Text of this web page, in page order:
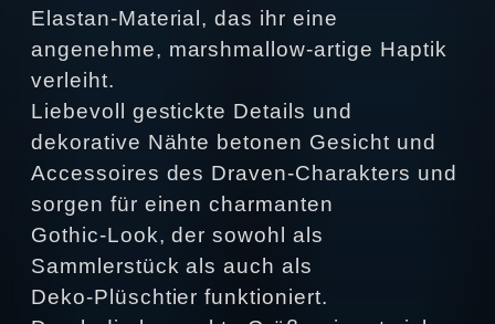
Elastan‑Material, das ihr eine
angenehme, marshmallow‑artige Haptik
verleiht.
Liebevoll gestickte Details und
dekorative Nähte betonen Gesicht und
Accessoires des Draven‑Charakters und
sorgen für einen charmanten
Gothic‑Look, der sowohl als
Sammlerstück als auch als
Deko‑Plüschtier funktioniert.